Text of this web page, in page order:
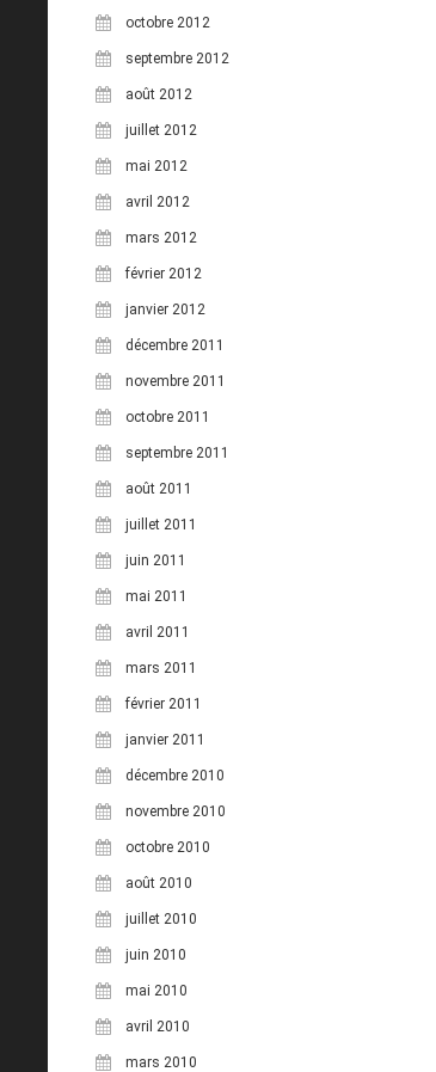
octobre 2012
septembre 2012
août 2012
juillet 2012
mai 2012
avril 2012
mars 2012
février 2012
janvier 2012
décembre 2011
novembre 2011
octobre 2011
septembre 2011
août 2011
juillet 2011
juin 2011
mai 2011
avril 2011
mars 2011
février 2011
janvier 2011
décembre 2010
novembre 2010
octobre 2010
août 2010
juillet 2010
juin 2010
mai 2010
avril 2010
mars 2010